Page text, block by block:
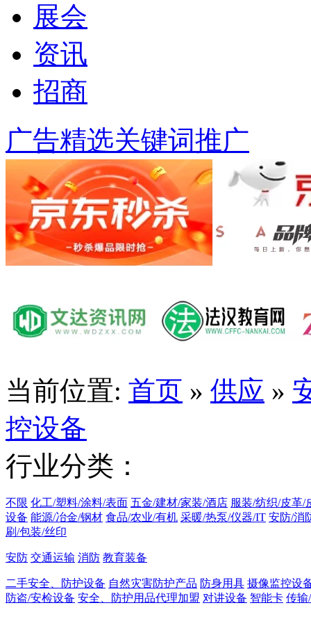
展会
资讯
招商
广告精选关键词推广
当前位置: 首页 » 供应 »
控设备
行业分类：
不限 化工/塑料/涂料/表面 五金/建材/家装/酒店 服装/纺织/皮革/
设备 能源/冶金/钢材 食品/农业/有机 采暖/热泵/仪器/IT 安防/消
刷/包装/丝印
安防 交通运输 消防 教育装备
二手安全、防护设备 自然灾害防护产品 防身用具 摄像监控设
防盗/安检设备 安全、防护用品代理加盟 对讲设备 智能卡 传输